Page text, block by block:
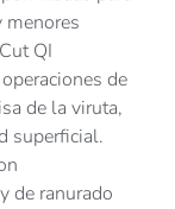
menores
QI
de
de la viruta,
superficial.
de ranurado